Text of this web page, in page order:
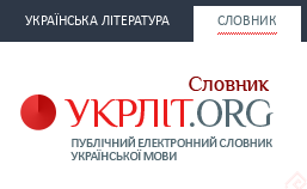
УКРАЇНСЬКА ЛІТЕРАТУРА СЛОВНИК